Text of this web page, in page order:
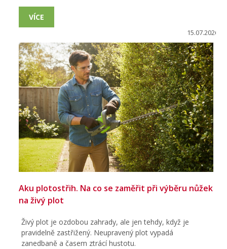
15.07.2026
VÍCE
Aku plotostřih. Na co se zaměřit při výběru nůžek
na živý plot
Živý plot je ozdobou zahrady, ale jen tehdy, když je
pravidelně zastřižený. Neupravený plot vypadá
zanedbaně a časem ztrácí hustotu.